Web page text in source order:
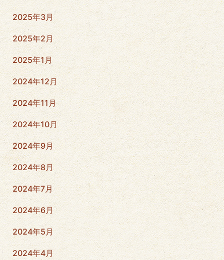
2025年3月
2025年2月
2025年1月
2024年12月
2024年11月
2024年10月
2024年9月
2024年8月
2024年7月
2024年6月
2024年5月
2024年4月